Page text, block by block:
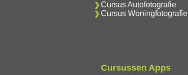
Cursus Autofotografie
Cursus Woningfotografie
Cursussen Apps